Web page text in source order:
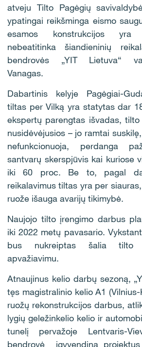
atveju Tilto Pagėgių
ypatingai reikšminga eismo
esamos konstrukcijos yra
nebeatitinka šiandieninių
bendrovės „YIT Lietuva“
Vanagas.
Dabartinis kelyje Pagėgiai-
tiltas per Vilką yra statytas dar
ekspertų parengtas išvadas,
nusidėvėjusios – jo ramtai
nefunkcionuoja, perdanga
santvarų skerspjūvis kai kuriose
iki 60 proc. Be to, pagal
reikalavimus tiltas yra per
ruože išauga avarijų tikimybė.
Naujojo tilto įrengimo darbus
iki 2022 metų pavasario.
bus nukreiptas šalia tilto
apvažiavimu.
Atnaujinus kelio darbų sezoną,
tęs magistralinio kelio A1
ruožų rekonstrukcijos darbus,
lygių geležinkelio kelio ir
tunelį pervažoje Lentvaris-
bendrovė įgyvendina